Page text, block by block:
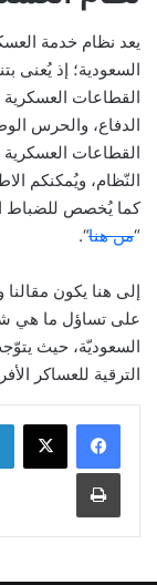
يعد نظام خدمة
السعودية؛ إذ يُعنى
القطاعات العسكرية
الدفاع، والحرس
القطاعات العسكرية
النّظام، ويُمكنكم
كما يُخصص للضباط
“من هنا“.
إلى هنا يكون
على تساؤل ما هي
السعوديّة، حيث
الترقية للعساكر
طباعة